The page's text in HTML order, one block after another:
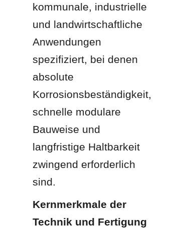
kommunale, industrielle
und landwirtschaftliche
Anwendungen
spezifiziert, bei denen
absolute
Korrosionsbeständigkeit,
schnelle modulare
Bauweise und
langfristige Haltbarkeit
zwingend erforderlich
sind.
Kernmerkmale der
Technik und Fertigung